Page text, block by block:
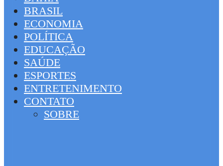
BRASIL
ECONOMIA
POLÍTICA
EDUCAÇÃO
SAÚDE
ESPORTES
ENTRETENIMENTO
CONTATO
SOBRE